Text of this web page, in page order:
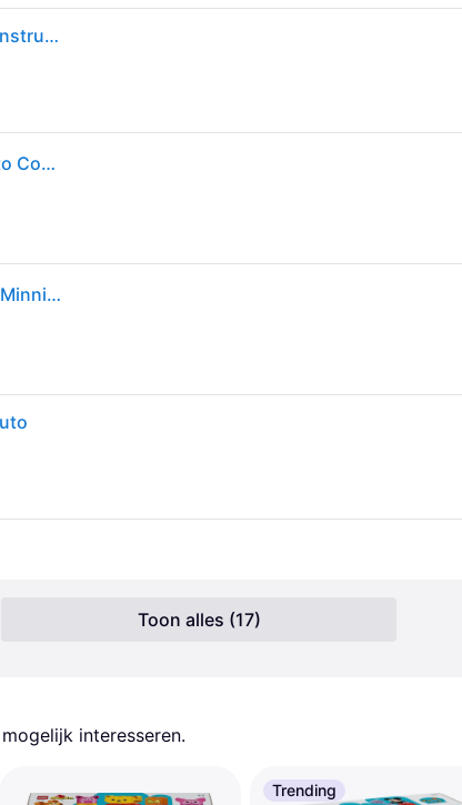
Lego Mickey Mouse Clubhouse With Minnie And Pluto Construction Game Veelkleurig Kinderen
LEGO DUPLO - Mickey Mouse clubhuis met Minnie en Pluto Constructiespeelgoed
LEGO LEGO Duplo¦Disney Mickey Mouse Clubhouse with Minnie & Pluto 10465
Toon alles (17)
interesseren.
Trending